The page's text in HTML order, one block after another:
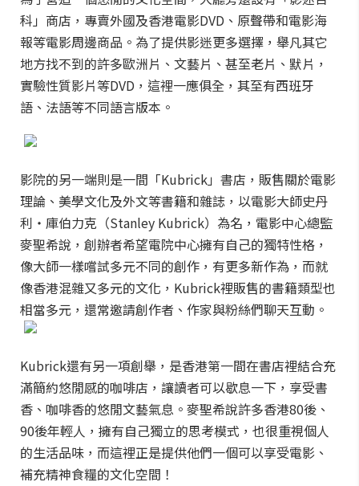
科」商店，專賣外國及香港電影DVD、原聲帶和電影海
報等電影周邊商品。為了提供影迷更多選擇，舉凡其它
地方找不到的許多歐洲片、文藝片、甚至老片、默片，
實驗性質影片等DVD，這裡一應俱全，其至有西班牙
語、法語等不同語言版本。
影院的另一端則是一間「Kubrick」書店，販售關於電影
理論、美學文化及外文等書籍和雜誌，以電影大師史丹
利・庫伯力克（Stanley Kubrick）為名，電影中心總監
麥聖希說，創辦者希望電院中心擁有自己的獨特性格，
像大師一樣嚐試多元不同的創作，有更多新作為，而就
像香港混雜又多元的文化，Kubrick裡販售的書籍類型也
相當多元，還常邀請創作者、作家與粉絲們聊天互動。
Kubrick還有另一項創舉，是香港第一間在書店裡結合充
滿簡約悠閒感的咖啡店，讓讀者可以歇息一下，享受書
香、咖啡香的悠閒文藝氣息。麥聖希說許多香港80後、
90後年輕人，擁有自己獨立的思考模式，也很重視個人
的生活品味，而這裡正是提供他們一個可以享受電影、
補充精神食糧的文化空間！